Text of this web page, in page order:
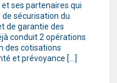
ses partenaires qui
sécurisation du
de garantie des
conduit 2 opérations
des cotisations
et prévoyance […]